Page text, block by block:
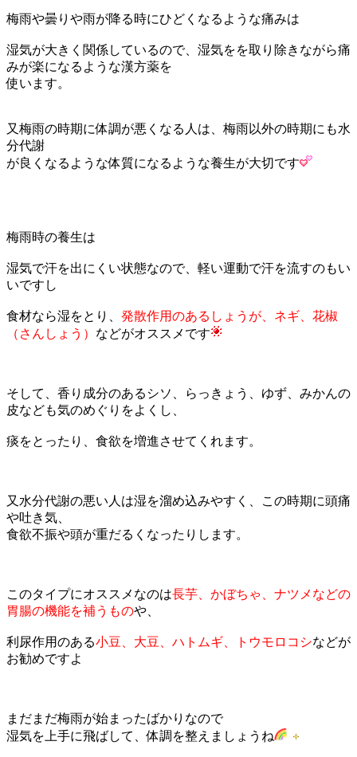
梅雨や曇りや雨が降る時にひどくなるような痛みは
湿気が大きく関係しているので、湿気をを取り除きながら痛
みが楽になるような漢方薬を
使います。
又梅雨の時期に体調が悪くなる人は、梅雨以外の時期にも水
分代謝
が良くなるような体質になるような養生が大切です
梅雨時の養生は
湿気で汗を出にくい状態なので、軽い運動で汗を流すのもい
いですし
食材なら湿をとり、 発散作用のあるしょうが、ネギ、花椒
（さんしょう） などがオススメです
そして、香り成分のあるシソ、らっきょう、ゆず、みかんの
皮なども気のめぐりをよくし、
痰をとったり、食欲を増進させてくれます。
又水分代謝の悪い人は湿を溜め込みやすく、この時期に頭痛
や吐き気、
食欲不振や頭が重だるくなったりします。
このタイプにオススメなのは長芋、かぼちゃ、ナツメなどの
胃腸の機能を補うものや、
利尿作用のある小豆、大豆、ハトムギ、トウモロコシなどが
お勧めですよ
まだまだ梅雨が始まったばかりなので
湿気を上手に飛ばして、体調を整えましょうね